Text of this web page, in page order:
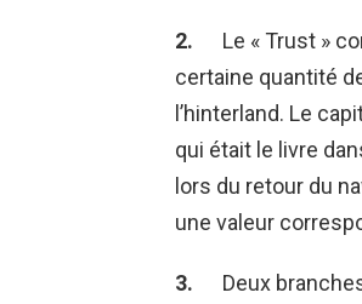
2. Le « Trust »
certaine quantité
l’hinterland. Le
qui était le livre
lors du retour du
une valeur
3. Deux